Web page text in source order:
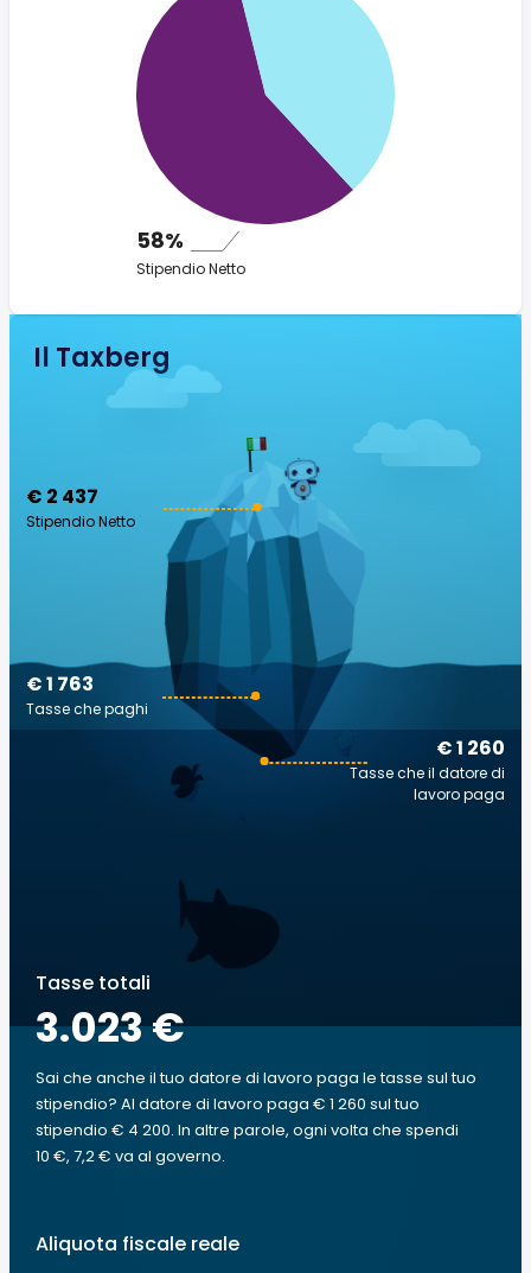
58%
Stipendio Netto
Il Taxberg
€ 2 437
Stipendio Netto
€ 1 260
Tasse che il datore di
lavoro paga
€ 1 763
Tasse che paghi
Tasse totali
3.023 €
Sai che anche il tuo datore di lavoro paga le tasse sul tuo
stipendio? Al datore di lavoro paga € 1 260 sul tuo
stipendio € 4 200. In altre parole, ogni volta che spendi
10 €, 7,2 € va al governo.
Aliquota fiscale reale